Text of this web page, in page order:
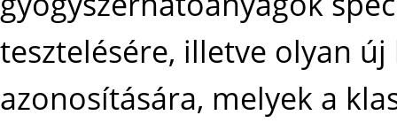
tesztelésére, illetve olyan
azonosítására, melyek a